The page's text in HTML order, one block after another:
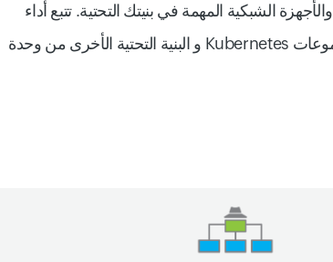
الموارد وبيئة Nutanix والأجهزة الشبكية المهمة في بنيتك التحتية. تتبع أداء
مضيفي Docker ومجموعات Kubernetes و البنية التحتية الأخرى من وحدة